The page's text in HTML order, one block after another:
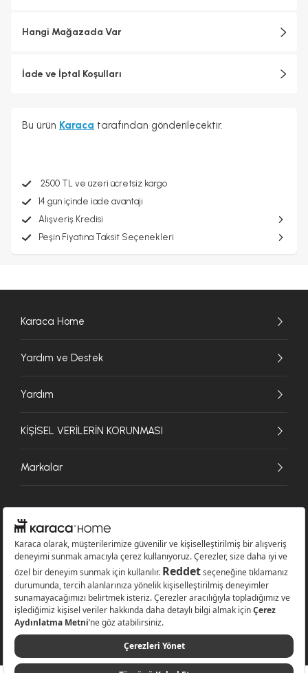
Hangi Mağazada Var
İade ve İptal Koşulları
Bu ürün Karaca tarafından gönderilecektir.
2500 TL ve üzeri ücretsiz kargo
14 gün içinde iade avantajı
Alışveriş Kredisi
Peşin Fiyatına Taksit Seçenekleri
Karaca Home
Yardım ve Destek
Yardım
KİŞİSEL VERİLERİN KORUNMASI
Markalar
© 2026 Karaca Home Collection Tekstil Sanayi ve Ticaret A.Ş. - Tüm hakları
saklıdır.